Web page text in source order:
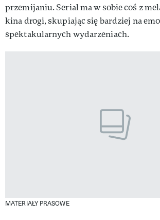
przemijaniu. Serial ma w sobie coś z
kina drogi, skupiając się bardziej na
spektakularnych wydarzeniach.
MATERIAŁY PRASOWE